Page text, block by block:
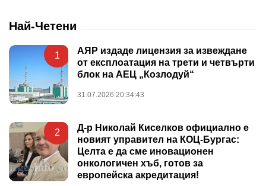
Най-Четени
1
АЯР издаде лицензия за извеждане
от експлоатация на трети и четвърти
блок на АЕЦ „Козлодуй“
31.07.2026 20:34:43
2
Д-р Николай Киселков официално е
новият управител на КОЦ-Бургас:
Целта е да сме иновационен
онкологичен хъб, готов за
европейска акредитация!